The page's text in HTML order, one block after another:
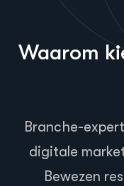
Waarom
Branche-
digitale
Bewezen